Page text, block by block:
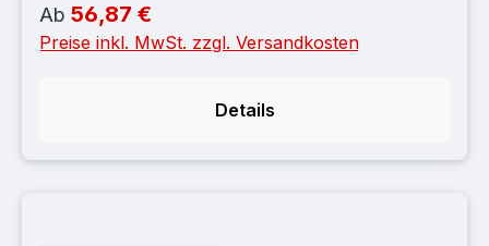
M8x40mm, grobes Gewinde
Regulärer Preis:
Ab 56,87 €
Preise inkl. MwSt. zzgl. Versandkosten
Details